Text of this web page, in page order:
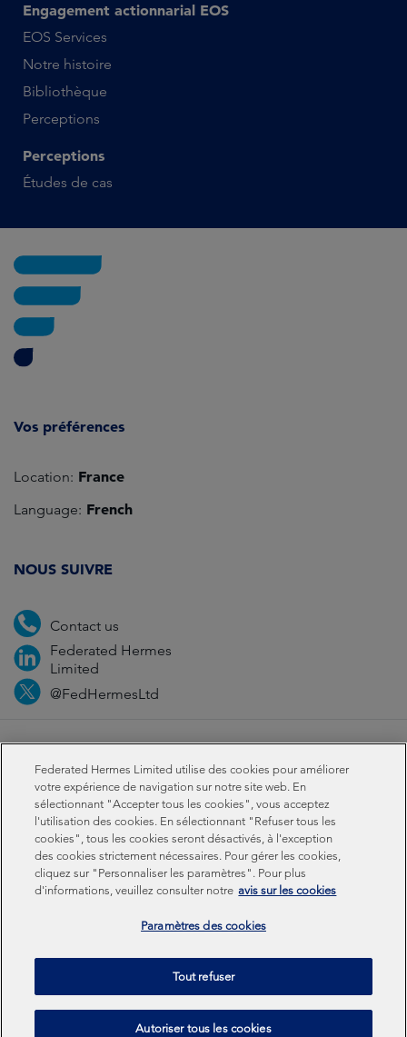
Engagement actionnarial EOS
EOS Services
Notre histoire
Bibliothèque
Perceptions
Perceptions
Études de cas
Vos préférences
Location: France
Language: French
NOUS SUIVRE
Contact us
Federated Hermes
Limited
@FedHermesLtd
Cookies Modern slavery statement
Sustainability-related disclosures
Federated Hermes Limited: Registered in England & Wales
No 01661776. Registered office – Sixth Floor, 150
Cheapside, London EC2V 6ET.
Federated Hermes Limited is owned by Federated
Hermes, Inc © Copyright Federated Hermes Limited 2026 |
Federated Hermes Limited utilise des cookies pour améliorer
votre expérience de navigation sur notre site web. En
sélectionnant "Accepter tous les cookies", vous acceptez
l'utilisation des cookies. En sélectionnant "Refuser tous les
cookies", tous les cookies seront désactivés, à l'exception
des cookies strictement nécessaires. Pour gérer les cookies,
cliquez sur "Personnaliser les paramètres". Pour plus
d'informations, veuillez consulter notre avis sur les cookies
Paramètres des cookies
Tout refuser
Autoriser tous les cookies